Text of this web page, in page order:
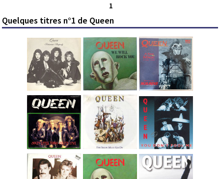
1
Quelques titres n°1 de Queen